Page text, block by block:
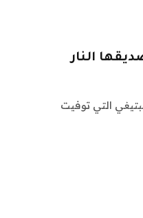
النار
التي توفيت